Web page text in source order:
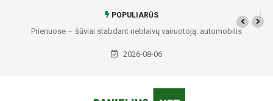
POPULIARŪS
Prienuose – šūviai stabdant neblaivų vairuotoją: automobilis
sustabdytas panaudojus tarnybinį ginklą
2026-08-06